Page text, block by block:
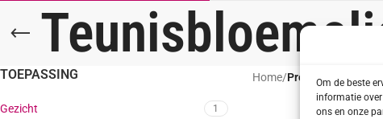
Om de beste
informatie
ons en onze
TOEPASSING
Gezicht 1
Home/Producten